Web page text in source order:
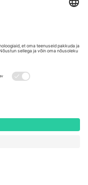
Arab Emirates
vaata konkreetse